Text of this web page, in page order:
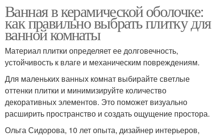
Ванная в керамической оболочке:
как правильно выбрать плитку для
ванной комнаты
Материал плитки определяет ее долговечность,
устойчивость к влаге и механическим повреждениям.
Для маленьких ванных комнат выбирайте светлые
оттенки плитки и минимизируйте количество
декоративных элементов. Это поможет визуально
расширить пространство и создать ощущение простора.
Ольга Сидорова, 10 лет опыта, дизайнер интерьеров,